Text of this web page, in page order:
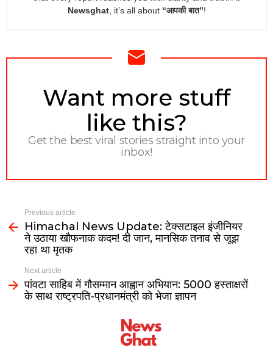
Newsghat, it’s all about “आपकी बात”!
NEWSLETTER
Want more stuff
like this?
Get the best viral stories straight into your
inbox!
Previous article
Himachal News Update: टेक्सटाइल इंजीनियर
ने उठाया खौफनाक कदम! दी जान, मानसिक तनाव से जूझ
रहा था मृतक
Next article
पांवटा साहिब में गौसम्मान आह्वान अभियान: 5000 हस्ताक्षरों
के साथ राष्ट्रपति-प्रधानमंत्री को भेजा ज्ञापन